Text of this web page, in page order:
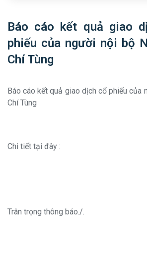
Báo cáo kết quả giao
phiếu của người nội bộ
Chí Tùng
Báo cáo kết quả giao dịch cổ phiếu của
Chí Tùng
Chi tiết tại đây :
Trân trọng thông báo./.